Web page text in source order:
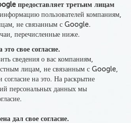
предоставляет третьим лицам
пользователей компаниям,
не связанным с Google.
, перечисленные ниже.
свое согласие.
сведения о вас компаниям,
лицам, не связанным с Google,
согласие на это. На раскрытие
персональных данных мы
дал свое согласие.